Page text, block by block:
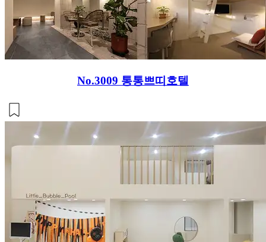
No.3009 통통쁘띠호텔